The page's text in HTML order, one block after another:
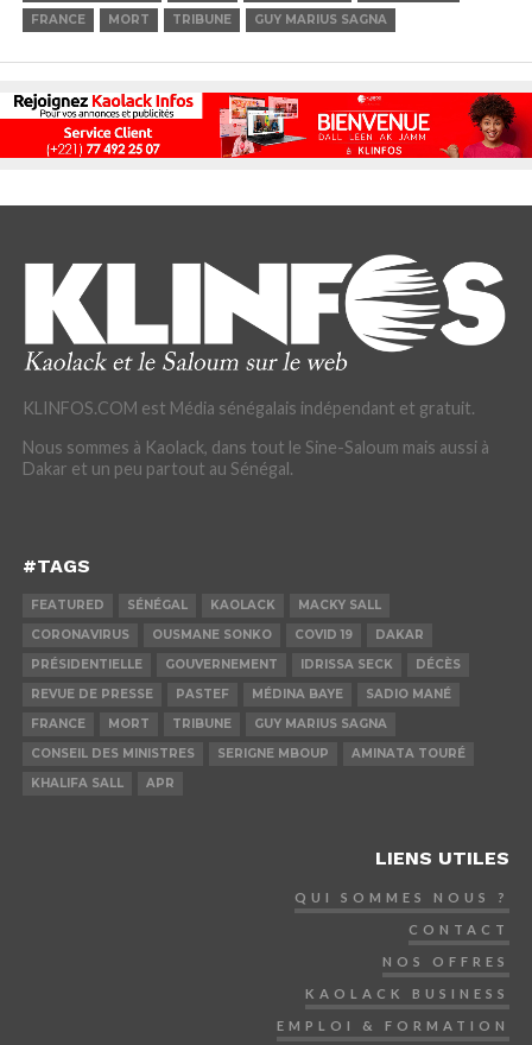
FRANCE
MORT TRIBUNE GUY MARIUS SAGNA
KLINFOS.COM est Média sénégalais indépendant et gratuit.
Nous sommes à Kaolack, dans tout le Sine-Saloum mais aussi à
Dakar et un peu partout au Sénégal.
#TAGS
FEATURED SÉNÉGAL KAOLACK
MACKY SALL
CORONAVIRUS
OUSMANE SONKO COVID 19
DAKAR
PRÉSIDENTIELLE
GOUVERNEMENT IDRISSA SECK
DÉCÈS
REVUE DE PRESSE
PASTEF MÉDINA BAYE
SADIO MANÉ
FRANCE
MORT TRIBUNE
GUY MARIUS SAGNA
CONSEIL DES MINISTRES
SERIGNE MBOUP
AMINATA TOURÉ
KHALIFA SALL
APR
LIENS UTILES
QUI SOMMES NOUS ?
CONTACT
NOS OFFRES
KAOLACK BUSINESS
EMPLOI & FORMATION